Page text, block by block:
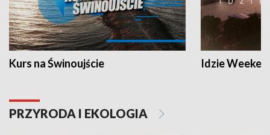
Kurs na Świnoujście Idzie
PRZYRODA I EKOLOGIA